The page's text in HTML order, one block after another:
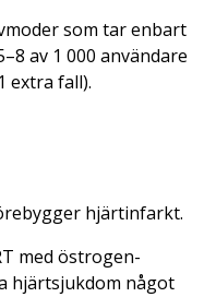
som tar enbart
av 1 000 användare
extra fall).
hjärtinfarkt.
med östrogen-
hjärtsjukdom något